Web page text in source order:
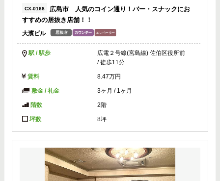
CX-0168
広島市 人気のコイン通り！バー・スナックにお
すすめの居抜き店舗！！
大濱ビル
駅 / 駅歩
広電２号線(宮島線) 佐伯区役所前
/ 徒歩11分
賃料 8.47万円
敷金 / 礼金 3ヶ月 / 1ヶ月
階数 2階
坪数 8坪